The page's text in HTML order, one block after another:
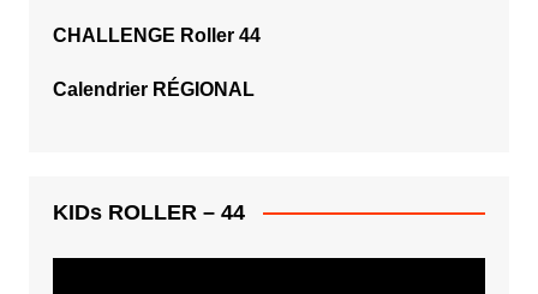
CHALLENGE Roller 44
Calendrier RÉGIONAL
KIDs ROLLER – 44